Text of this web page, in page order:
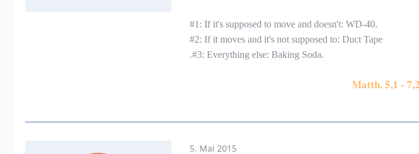
#1: If it's supposed to move and doesn't: WD-40.
#2: If it moves and it's not supposed to: Duct Tape
.#3: Everything else: Baking Soda.
Matth. 5,1 -
5. Mai 2015